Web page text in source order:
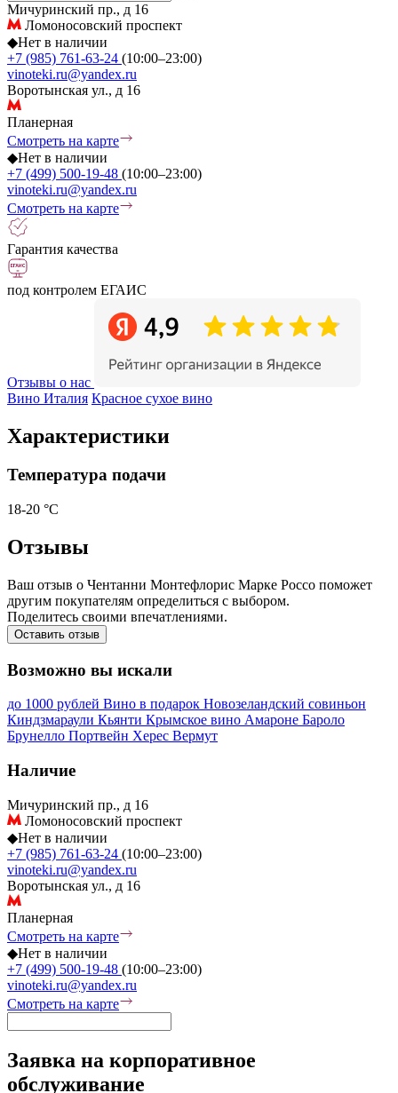
Мичуринский пр., д 16
Ломоносовский проспект
◆Нет в наличии
+7 (985) 761-63-24 (10:00–23:00)
vinoteki.ru@yandex.ru
Воротынская ул., д 16
Планерная
Смотреть на карте
◆Нет в наличии
+7 (499) 500-19-48 (10:00–23:00)
vinoteki.ru@yandex.ru
Смотреть на карте
Гарантия качества
под контролем ЕГАИС
Отзывы о нас
Вино Италия Красное сухое вино
Характеристики
Температура подачи
18-20 °С
Отзывы
Ваш отзыв о Чентанни Монтефлорис Марке Россо поможет
другим покупателям определиться с выбором.
Поделитесь своими впечатлениями.
Оставить отзыв
Возможно вы искали
до 1000 рублей Вино в подарок Новозеландский совиньон
Киндзмараули Кьянти Крымское вино Амароне Бароло
Брунелло Портвейн Херес Вермут
Наличие
Мичуринский пр., д 16
Ломоносовский проспект
◆Нет в наличии
+7 (985) 761-63-24 (10:00–23:00)
vinoteki.ru@yandex.ru
Воротынская ул., д 16
Планерная
Смотреть на карте
◆Нет в наличии
+7 (499) 500-19-48 (10:00–23:00)
vinoteki.ru@yandex.ru
Смотреть на карте
Заявка на корпоративное
обслуживание